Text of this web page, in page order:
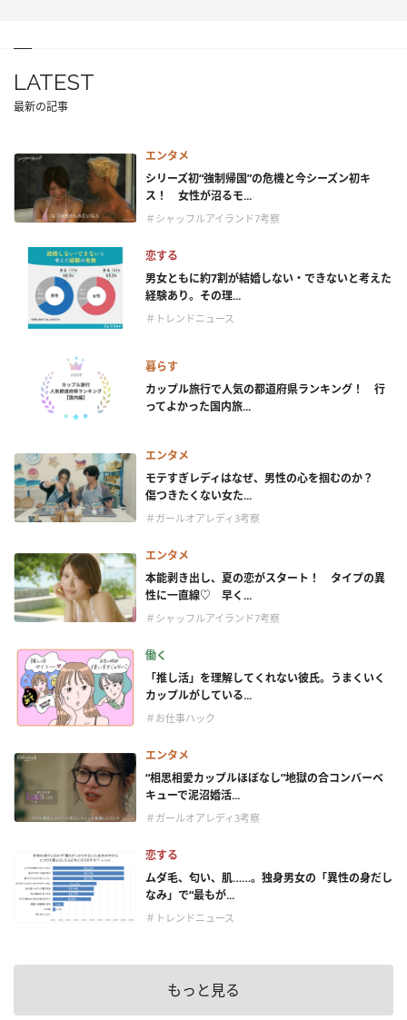
LATEST
最新の記事
エンタメ
シリーズ初“強制帰国”の危機と今シーズン初キ
ス！ 女性が沼るモ...
＃シャッフルアイランド7考察
恋する
男女ともに約7割が結婚しない・できないと考えた
経験あり。その理...
＃トレンドニュース
暮らす
カップル旅行で人気の都道府県ランキング！ 行
ってよかった国内旅...
エンタメ
モテすぎレディはなぜ、男性の心を掴むのか？
傷つきたくない女た...
＃ガールオアレディ3考察
エンタメ
本能剥き出し、夏の恋がスタート！ タイプの異
性に一直線♡ 早く...
＃シャッフルアイランド7考察
働く
「推し活」を理解してくれない彼氏。うまくいく
カップルがしている...
＃お仕事ハック
エンタメ
“相思相愛カップルほぼなし”地獄の合コンバーベ
キューで泥沼婚活...
＃ガールオアレディ3考察
恋する
ムダ毛、匂い、肌……。独身男女の「異性の身だし
なみ」で“最もが...
＃トレンドニュース
もっと見る